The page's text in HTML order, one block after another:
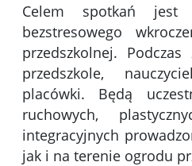
Celem spotkań jest
bezstresowego
przedszkolnej.
przedszkole,
placówki. Będą
ruchowych,
integracyjnych
jak i na terenie ogrodu